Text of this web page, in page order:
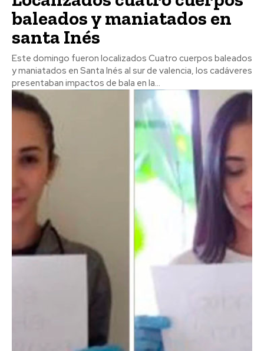
baleados y maniatados en
santa Inés
Este domingo fueron localizados Cuatro cuerpos baleados
y maniatados en Santa Inés al sur de valencia, los cadáveres
presentaban impactos de bala en la...